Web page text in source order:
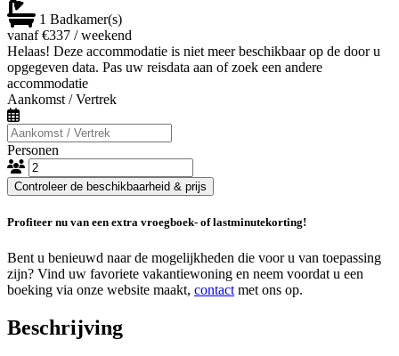
1 Badkamer(s)
vanaf €337 / weekend
Helaas! Deze accommodatie is niet meer beschikbaar op de door u
opgegeven data. Pas uw reisdata aan of zoek een andere
accommodatie
Aankomst / Vertrek
Personen
Controleer de beschikbaarheid & prijs
Profiteer nu van een extra vroegboek- of lastminutekorting!
Bent u benieuwd naar de mogelijkheden die voor u van toepassing
zijn? Vind uw favoriete vakantiewoning en neem voordat u een
boeking via onze website maakt, contact met ons op.
Beschrijving